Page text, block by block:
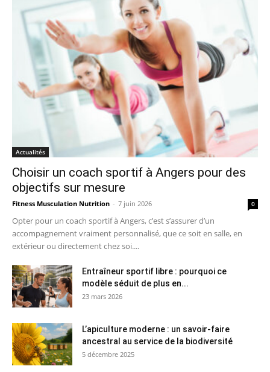
Actualités
Choisir un coach sportif à Angers pour des
objectifs sur mesure
Fitness Musculation Nutrition - 7 juin 2026 0
Opter pour un coach sportif à Angers, c’est s’assurer d’un
accompagnement vraiment personnalisé, que ce soit en salle, en
extérieur ou directement chez soi....
Entraîneur sportif libre : pourquoi ce
modèle séduit de plus en...
23 mars 2026
L’apiculture moderne : un savoir-faire
ancestral au service de la biodiversité
5 décembre 2025